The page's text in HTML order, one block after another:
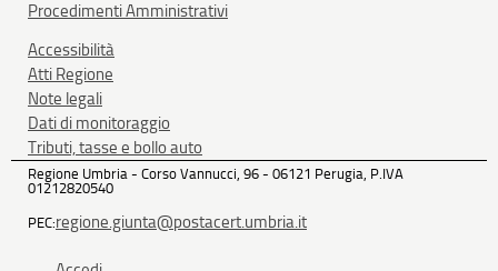
Procedimenti Amministrativi
Accessibilità
Atti Regione
Note legali
Dati di monitoraggio
Tributi, tasse e bollo auto
Regione Umbria - Corso Vannucci, 96 - 06121 Perugia, P.IVA
01212820540
PEC:regione.giunta@postacert.umbria.it